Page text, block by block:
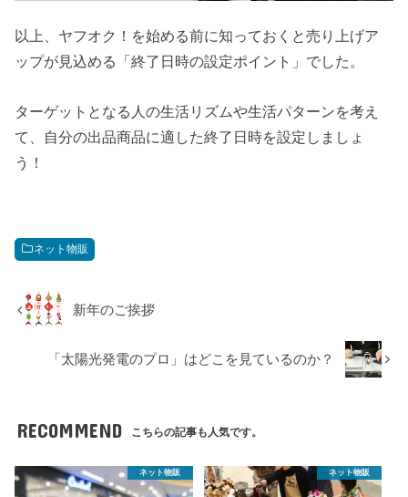
以上、ヤフオク！を始める前に知っておくと売り上げア
ップが見込める「終了日時の設定ポイント」でした。
ターゲットとなる人の生活リズムや生活パターンを考え
て、自分の出品商品に適した終了日時を設定しましょ
う！
ネット物販
新年のご挨拶
「太陽光発電のプロ」はどこを見ているのか？
RECOMMEND こちらの記事も人気です。
ネット物販 ネット物販